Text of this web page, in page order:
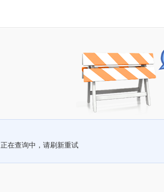
正在查询中，请刷新重试